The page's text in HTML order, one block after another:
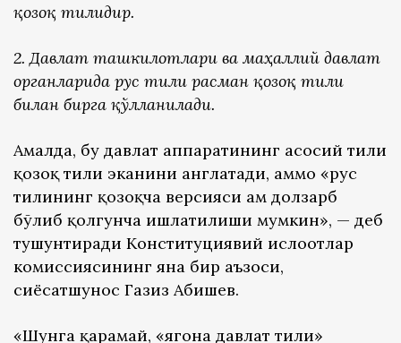
қозоқ тилидир.
2. Давлат ташкилотлари ва маҳаллий давлат
органларида рус тили расман қозоқ тили
билан бирга қўлланилади.
Амалда, бу давлат аппаратининг асосий тили
қозоқ тили эканини англатади, аммо «рус
тилининг қозоқча версияси ҳам долзарб
бўлиб қолгунча ишлатилиши мумкин», — деб
тушунтиради Конституциявий ислоҳотлар
комиссиясининг яна бир аъзоси,
сиёсатшунос Газиз Абишев.
«Шунга қарамай, «ягона давлат тили»